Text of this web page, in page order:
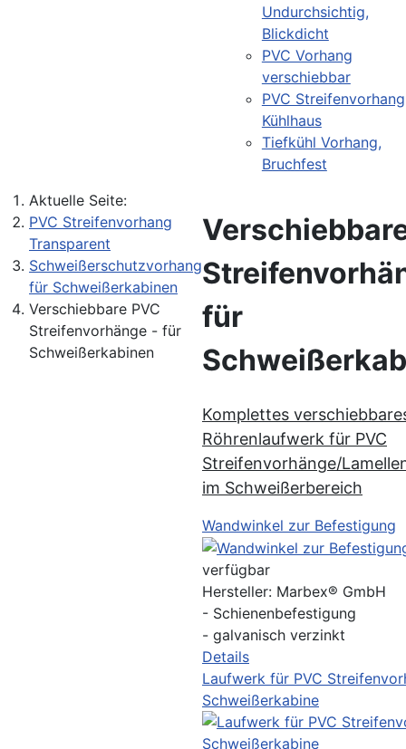
Undurchsichtig,
Blickdicht
PVC Vorhang
verschiebbar
PVC Streifenvorhang
Kühlhaus
Tiefkühl Vorhang,
Bruchfest
Aktuelle Seite:
PVC Streifenvorhang
Transparent
Schweißerschutzvorhang
für Schweißerkabinen
Verschiebbare PVC
Streifenvorhänge - für
Schweißerkabinen
für
Komplettes
Röhrenlaufwerk für PVC
Streifenvorhänge/
im Schweißerbereich
Wandwinkel zur Befestigung
verfügbar
Hersteller: Marbex® GmbH
- Schienenbefestigung
- galvanisch verzinkt
Details
Laufwerk für PVC
Schweißerkabine